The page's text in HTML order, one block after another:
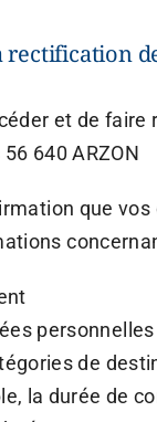
rectification
et de
640 ARZON
que
de
la durée de